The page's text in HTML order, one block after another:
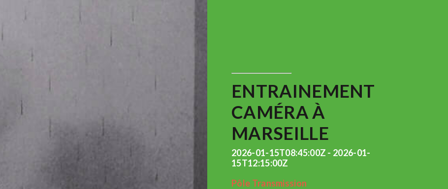
ENTRAINEMENT
CAMÉRA À
MARSEILLE
2026-01-15T08:45:00Z - 2026-01-
15T12:15:00Z
Pôle Transmission